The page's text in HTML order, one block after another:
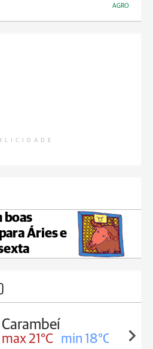
AGRO
boas
Áries e
Carambeí
max 21°C min 18°C